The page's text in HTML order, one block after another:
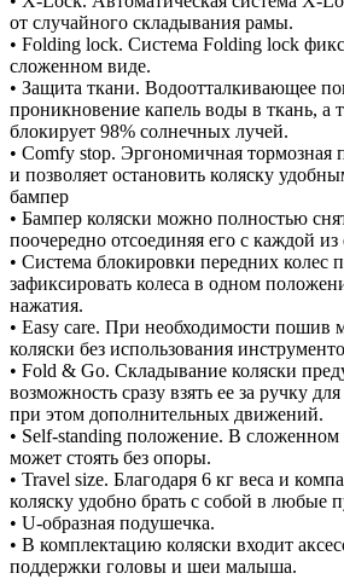
от случайного складывания рамы.
• Folding lock. Система Folding lock
сложенном виде.
• Защита ткани. Водоотталкивающее
проникновение капель воды в ткань, а
блокирует 98% солнечных лучей.
• Comfy stop. Эргономичная тормозная
и позволяет остановить коляску
бампер
• Бампер коляски можно полностью
поочередно отсоединяя его с каждой
• Система блокировки передних колес
зафиксировать колеса в одном
нажатия.
• Easy care. При необходимости пошив
коляски без использования
• Fold & Go. Складывание коляски
возможность сразу взять ее за ручку
при этом дополнительных движений.
• Self-standing положение. В
может стоять без опоры.
• Travel size. Благодаря 6 кг веса и
коляску удобно брать с собой в любые
• U-образная подушечка.
• В комплектацию коляски входит
поддержки головы и шеи малыша.